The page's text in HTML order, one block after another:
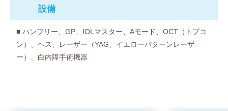
設備
■ ハンフリー、GP、IOLマスター、Aモード、OCT（トプコ
ン）、ヘス、レーザー（YAG、イエローパターンレーザ
ー）、白内障手術機器